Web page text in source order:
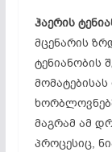
ჰაერის
მცენარის
ტენიანობის
მაგრამ ამ
პროცესიც,